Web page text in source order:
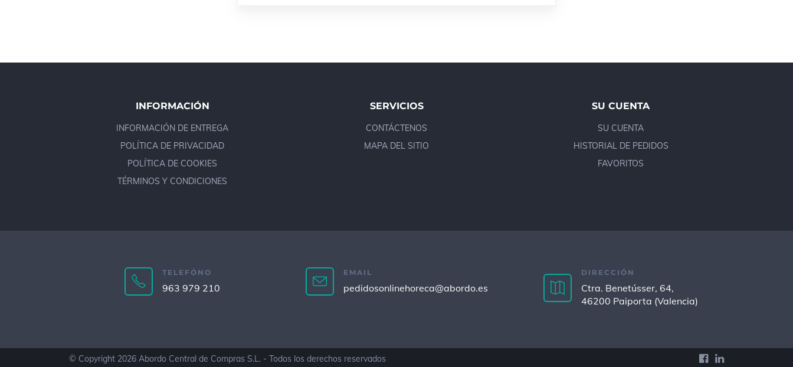
INFORMACIÓN
INFORMACIÓN DE ENTREGA
POLÍTICA DE PRIVACIDAD
POLÍTICA DE COOKIES
TÉRMINOS Y CONDICIONES
SERVICIOS
CONTÁCTENOS
MAPA DEL SITIO
SU CUENTA
SU CUENTA
HISTORIAL DE PEDIDOS
FAVORITOS
TELEFÓNO
963 979 210
EMAIL
pedidosonlinehoreca@abordo.es
DIRECCIÓN
Ctra. Benetússer, 64,
46200 Paiporta (Valencia)
© Copyright 2026 Abordo Central de Compras S.L. - Todos los derechos reservados